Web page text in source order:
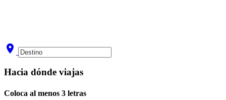
room
Hacia dónde viajas
Coloca al menos 3 letras